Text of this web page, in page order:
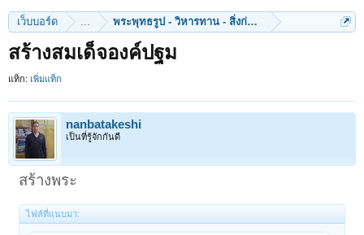
เว็บบอร์ด ... พระพุทธรูป - วิหารทาน - สิ่งก่อสร้าง
สร้างสมเด็จองค์ปฐม
แท็ก: เพิ่มแท็ก
nanbatakeshi
เป็นที่รู้จักกันดี
สร้างพระ
ไฟล์ที่แนบมา: